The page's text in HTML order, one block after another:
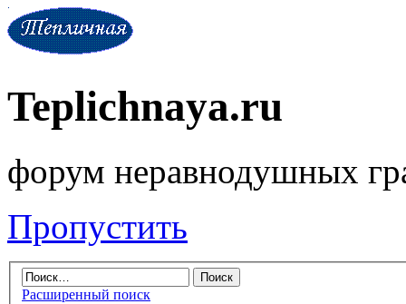
Teplichnaya.ru
форум неравнодушных
Пропустить
Расширенный поиск